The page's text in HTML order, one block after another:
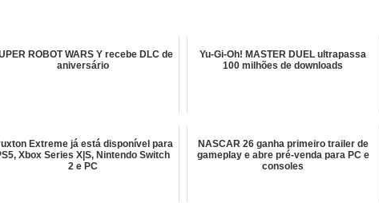
ROBOT WARS Y recebe DLC de
aniversário
Yu-Gi-Oh! MASTER DUEL ultrapassa
100 milhões de downloads
Extreme já está disponível para
Xbox Series X|S, Nintendo Switch
2 e PC
NASCAR 26 ganha primeiro trailer de
gameplay e abre pré-venda para PC e
consoles